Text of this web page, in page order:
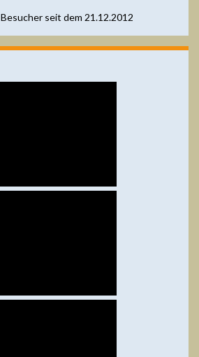
Besucher seit dem 21.12.2012